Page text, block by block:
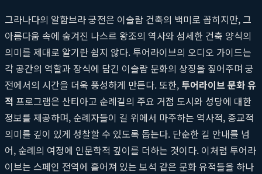
그라나다의 알함브라 궁전은 이슬람 건축의 백미로 꼽히지만, 그
아름다움 속에 숨겨진 나스르 왕조의 역사와 섬세한 건축 양식의
의미를 제대로 알기란 쉽지 않다. 투어라이브의 오디오 가이드는
각 공간의 역할과 장식에 담긴 이슬람 문화의 상징을 짚어주며 궁
전에서의 시간을 더욱 풍성하게 만든다. 또한, 투어라이브 문화 유
적 프로그램은 산티아고 순례길의 주요 거점 도시와 성당에 대한
정보를 제공하며, 순례자들이 길 위에서 마주하는 역사적, 종교적
의미를 깊이 있게 성찰할 수 있도록 돕는다. 단순한 길 안내를 넘
어, 순례의 여정에 인문학적 깊이를 더하는 것이다. 이처럼 투어라
이브는 스페인 전역에 흩어져 있는 보석 같은 문화 유적들을 하나